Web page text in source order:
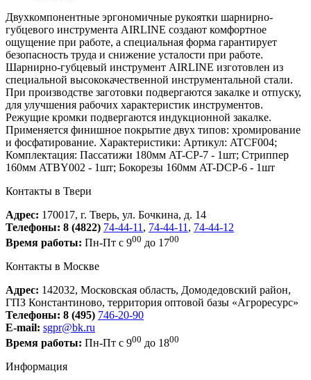
Двухкомпонентные эргономичные рукоятки шарнирно-
губцевого инструмента AIRLINE создают комфортное
ощущение при работе, а специальная форма гарантирует
безопасность труда и снижение усталости при работе.
Шарнирно-губцевый инструмент AIRLINE изготовлен из
специальной высококачественной инструментальной стали.
При производстве заготовки подвергаются закалке и отпуску,
для улучшения рабочих характеристик инструментов.
Режущие кромки подвергаются индукционной закалке.
Применяется финишное покрытие двух типов: хромирование
и фосфатирование. Характеристики: Артикул: ATCF004;
Комплектация: Пассатижи 180мм AT-CP-7 - 1шт; Стриппер
160мм ATBY002 - 1шт; Бокорезы 160мм AT-DCP-6 - 1шт
Контакты в Твери
Адрес: 170017, г. Тверь, ул. Бочкина, д. 14
Телефоны: 8 (4822) 74-44-11 , 74-44-11 , 74-44-12
Время работы: Пн-Пт с 900 до 1700
Контакты в Москве
Адрес: 142032, Московская область, Домодедовский район,
ГПЗ Константиново, территория оптовой базы «Агроресурс»
Телефоны: 8 (495) 746-20-90
E-mail: sgpr@bk.ru
Время работы: Пн-Пт с 900 до 1800
Информация